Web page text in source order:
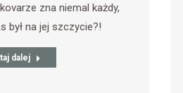
zna niemal każdy,
był na jej szczycie?!
dalej